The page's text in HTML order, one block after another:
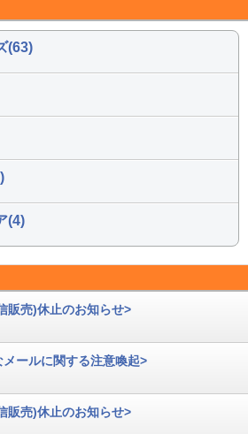
(63)
(4)
販売)休止のお知らせ>
ールに関する注意喚起>
販売)休止のお知らせ>